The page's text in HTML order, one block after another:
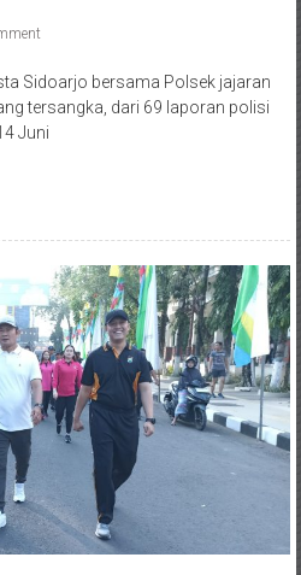
Sidoarjo bersama Polsek jajaran
tersangka, dari 69 laporan polisi
Juni